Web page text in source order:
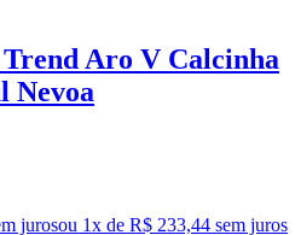
Aro V Calcinha
Nevoa
jurosou 1x de R$ 233,44 sem juros